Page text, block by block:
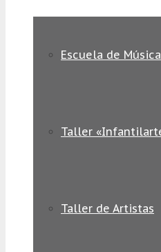
Escuela de Música
Taller
Taller de Artistas